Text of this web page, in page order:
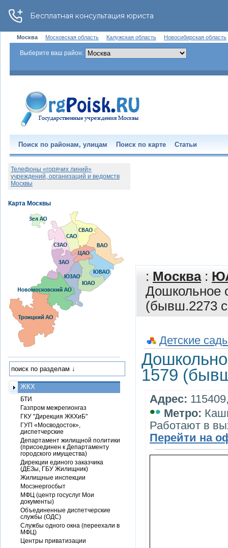
Москва Московская область Калужская область Новосибирская область
Выберите ваш район:
Поиск по районам, улицам Поиск по карте Статьи
: Москва:
Дошкольное
(бывш.2273
Детские
1579
Адрес:
•• Метро:
Работают в
Перейти на
Телефоны «горячих линий»
учреждений, организаций и ведомств
Москвы
ЖКХ
БТИ
Газпром межрегионгаз
ГКУ "Дирекция ЖКХиБ"
ГУП «Мосводосток»,
диспетчерские
Департамент жилищной политики
(присоединен к Департаменту
городского имущества)
Дирекции единого заказчика
(ДЕЗы, ГБУ Жилищник)
Жилищные инспекции
Мосэнергосбыт
МФЦ (центр госуслуг Мои
документы)
Объединенные диспетчерские
службы (ОДС)
Службы одного окна (переехали в
МФЦ)
Центры приватизации